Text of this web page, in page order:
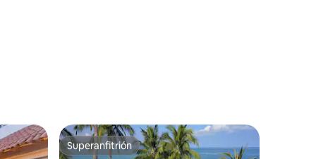
Superanfitrión
Superanfitrión